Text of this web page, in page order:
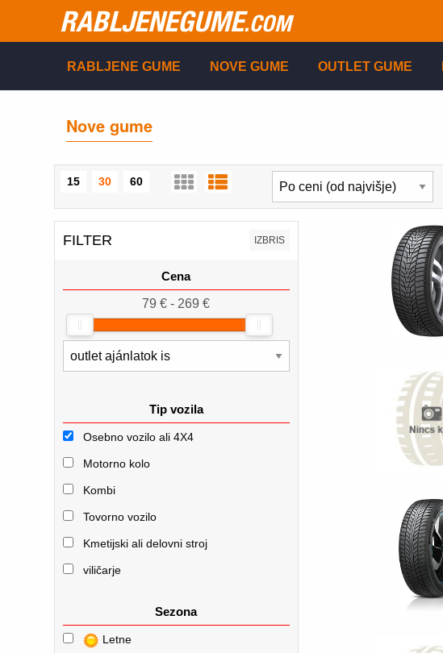
RABLJENEGUME.COM
RABLJENE GUME NOVE GUME OUTLET GUME
Nove gume
15 30 60
FILTER IZBRIS
Cena
79 € - 269 €
Tip vozila
Osebno vozilo ali 4X4
Motorno kolo
Kombi
Tovorno vozilo
Kmetijski ali delovni stroj
viličarje
Sezona
Letne